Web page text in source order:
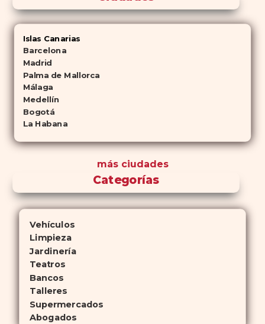
Islas Canarias
Barcelona
Madrid
Palma de Mallorca
Málaga
Medellín
Bogotá
La Habana
más ciudades
Categorías
Vehículos
Limpieza
Jardinería
Teatros
Bancos
Talleres
Supermercados
Abogados